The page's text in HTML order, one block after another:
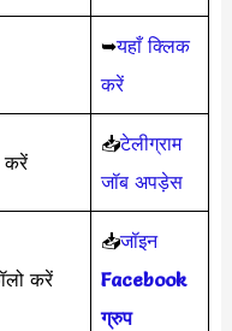
➥यहाँ क्लिक
करें
करें
📥टेलीग्राम
जॉब अपड़ेस
करें
📥जॉइन
Facebook
ग्रुप